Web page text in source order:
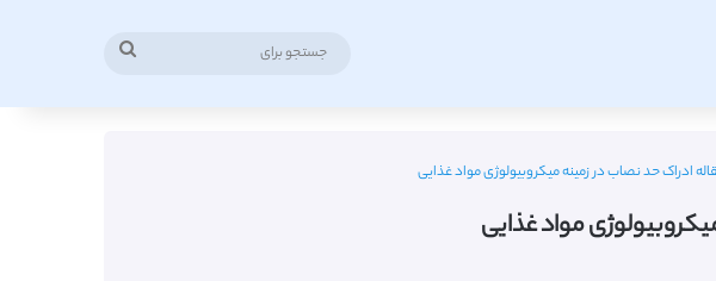
ادراک حد نصاب در زمینه میکروبیولوژی مواد غذایی
مواد غذایی